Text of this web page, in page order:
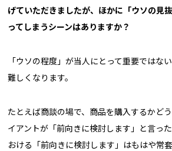
げていただきましたが、ほかに「ウソの見
ってしまうシーンはありますか？
「ウソの程度」が当人にとって重要ではな
難しくなります。
たとえば商談の場で、商品を購入するかど
イアントが「前向きに検討します」と言っ
おける「前向きに検討します」はもはや常